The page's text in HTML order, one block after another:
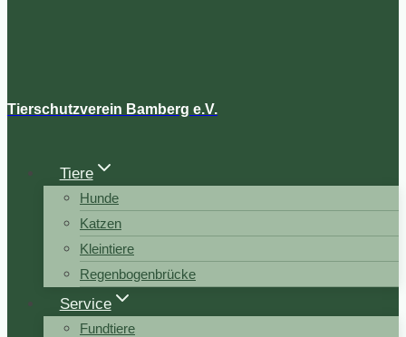
Tierschutzverein Bamberg e.V.
Tiere
Hunde
Katzen
Kleintiere
Regenbogenbrücke
Service
Fundtiere